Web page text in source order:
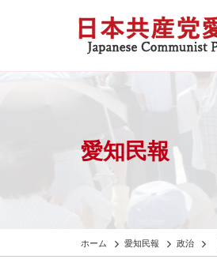
愛知民報
ホーム 愛知民報 政治